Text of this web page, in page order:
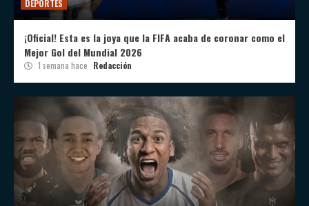
DEPORTES
¡Oficial! Esta es la joya que la FIFA acaba de coronar como el
Mejor Gol del Mundial 2026
1 semana hace Redacción